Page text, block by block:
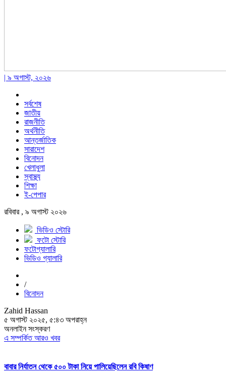
| ৯ অগাস্ট, ২০২৬
সর্বশেষ
জাতীয়
রাজনীতি
অর্থনীতি
আন্তর্জাতিক
সারাদেশ
বিনোদন
খেলাধুলা
স্বাস্থ্য
শিক্ষা
ই-পেপার
রবিবার , ৯ অগাস্ট ২০২৬
ভিডিও স্টোরি
ফটো স্টোরি
ফটোগ্যালারি
ভিডিও গ্যালারি
/
বিনোদন
Zahid Hassan
৫ অগাস্ট ২০২৫, ৫:৪৩ অপরাহ্ন
অনলাইন সংস্করণ
এ সম্পর্কিত আরও খবর
বাবার নির্যাতন থেকে ৫০০ টাকা নিয়ে পালিয়েছিলেন রবি কিষাণ